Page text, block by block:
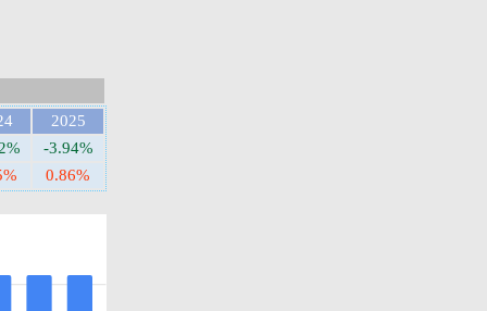
2025
-3.94%
0.86%